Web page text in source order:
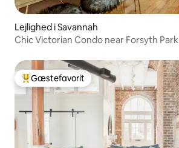
Lejlighed i Savannah
Chic Victorian Condo near Forsyth Park
Bedste gæstefavorit
Gæstefavorit